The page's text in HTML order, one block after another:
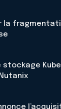
la
stockage